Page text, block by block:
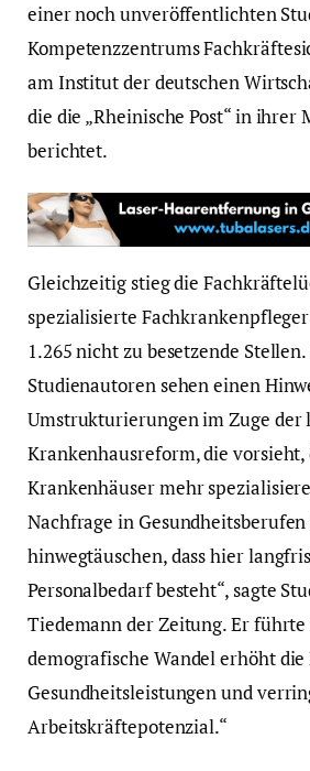
einer noch unveröffentlichten
Kompetenzzentrums
am Institut der deutschen
die die „Rheinische Post“ in ihrer
berichtet.
Gleichzeitig stieg die
spezialisierte
1.265 nicht zu besetzende
Studienautoren sehen einen
Umstrukturierungen im Zuge der
Krankenhausreform, die vorsieht,
Krankenhäuser mehr
Nachfrage in
hinwegtäuschen, dass hier
Personalbedarf besteht“, sagte
Tiedemann der Zeitung. Er führte
demografische Wandel erhöht
Gesundheitsleistungen und
Arbeitskräftepotenzial.“